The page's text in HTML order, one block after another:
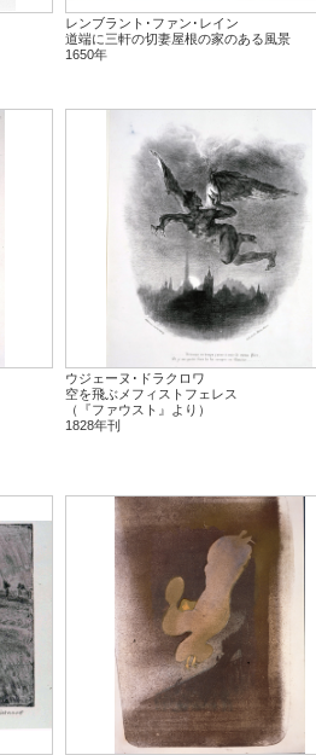
レンブラント･ファン･レイン
道端に三軒の切妻屋根の家のある風景
1650年
ウジェーヌ･ドラクロワ
空を飛ぶメフィストフェレス
（『ファウスト』より）
1828年刊